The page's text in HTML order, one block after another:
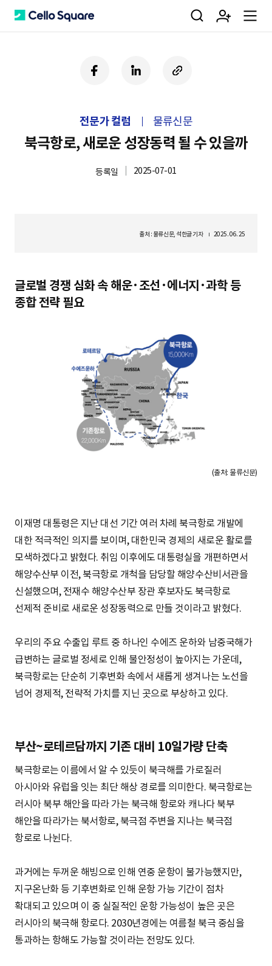
C
e
검 회 m
페
이
크
U
R
사
하
기
전문가 컬럼 물류신문
북극항로, 새로운 성장동력 될 수 있을까
등록일 2025-07-01
출처 : 물류신문, 석한글 기자 2025. 06. 25
글로벌 경쟁 심화 속 해운·조선·에너지·과학 등
종합 전략 필요
(출처: 물류신문)
이재명 대통령은 지난 대선 기간 여러 차례 북극항로 개발에
대한 적극적인 의지를 보이며, 대한민국 경제의 새로운 활로를
모색하겠다고 밝혔다. 취임 이후에도 대통령실을 개편하면서
해양수산부 이전, 북극항로 개척을 담당할 해양수산비서관을
신설했으며, 전재수 해양수산부 장관 후보자도 북극항로
선제적 준비로 새로운 성장동력으로 만들 것이라고 밝혔다.
우리의 주요 수출입 루트 중 하나인 수에즈 운하와 남중국해가
급변하는 글로벌 정세로 인해 불안정성이 높아지는 가운데,
북극항로는 단순히 기후변화 속에서 새롭게 생겨나는 노선을
넘어 경제적, 전략적 가치를 지닌 곳으로 부상하고 있다.
부산~로테르담까지 기존 대비 10일가량 단축
북극항로는 이름에서 알 수 있듯이 북극해를 가로질러
아시아와 유럽을 잇는 최단 해상 경로를 의미한다. 북극항로는
러시아 북부 해안을 따라 가는 북극해 항로와 캐나다 북부
해안을 따라가는 북서항로, 북극점 주변을 지나는 북극점
항로로 나뉜다.
과거에는 두꺼운 해빙으로 인해 연중 운항이 불가능했지만,
지구온난화 등 기후변화로 인해 운항 가능 기간이 점차
확대되고 있으며 이 중 실질적인 운항 가능성이 높은 곳은
러시아의 북극해 항로다. 2030년경에는 여름철 북극 중심을
통과하는 항해도 가능할 것이라는 전망도 있다.